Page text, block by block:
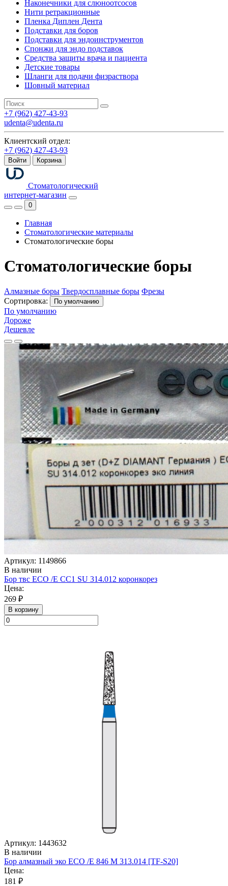
Наконечники для слюноотсосов
Нити ретракционные
Пленка Диплен Дента
Подставки для боров
Подставки для эндоинструментов
Спонжи для эндо подставок
Средства защиты врача и пациента
Детские товары
Шланги для подачи физраствора
Шовный материал
+7 (962) 427-43-93
udenta@udenta.ru
Клиентский отдел:
+7 (962) 427-43-93
Войти Корзина
Стоматологический
интернет-магазин
0
Главная
Стоматологические материалы
Стоматологические боры
Стоматологические боры
Алмазные боры Твердосплавные боры Фрезы
Сортировка:
По умолчанию
По умолчанию
Дороже
Дешевле
Артикул: 1149866
В наличии
Бор твс ECO /E CC1 SU 314.012 коронкорез
Цена:
269 ₽
В корзину
Артикул: 1443632
В наличии
Бор алмазный эко ECO /E 846 M 313.014 [TF-S20]
Цена:
181 ₽